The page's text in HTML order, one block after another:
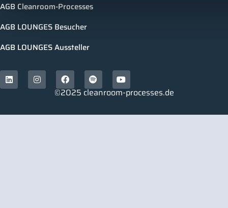
AGB Cleanroom-Processes
AGB LOUNGES Besucher
AGB LOUNGES Aussteller
©2025 cleanroom-processes.de